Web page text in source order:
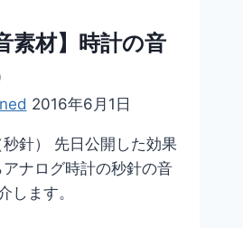
素材】時計の音
2016年6月1日
針） 先日公開した効果
ナログ時計の秒針の音
します。